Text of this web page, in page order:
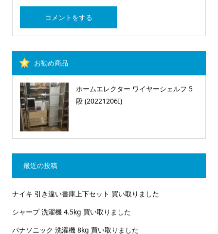
お勧め商品
ホームエレクター ワイヤーシェルフ 5
段 (20221206I)
最近の投稿
ナイキ 引き違い書庫上下セット 買い取りました
シャープ 洗濯機 4.5kg 買い取りました
パナソニック 洗濯機 8kg 買い取りました